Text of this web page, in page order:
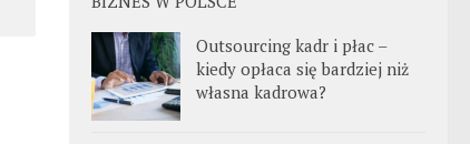
Outsourcing kadr i płac –
kiedy opłaca się bardziej niż
własna kadrowa?